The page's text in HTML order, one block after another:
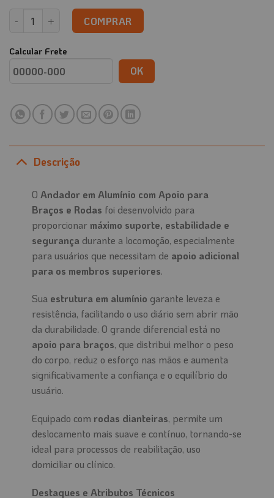
Andador em Alumínio com Apoio para Braço e Rodas quantidade
COMPRAR
Calcular Frete
OK
Descrição
O Andador em Alumínio com Apoio para
Braços e Rodas foi desenvolvido para
proporcionarmáximo suporte, estabilidade e
segurançadurante a locomoção, especialmente
para usuários que necessitam de apoio adicional
para os membros superiores.
Sua estrutura em alumínio garante leveza e
resistência, facilitando o uso diário sem abrir mão
da durabilidade. O grande diferencial está no
apoio para braços, que distribui melhor o peso
do corpo, reduz o esforço nas mãos e aumenta
significativamente a confiança e o equilíbrio do
usuário.
Equipado com rodas dianteiras, permite um
deslocamento mais suave e contínuo, tornando-se
ideal para processos de reabilitação, uso
domiciliar ou clínico.
Destaques e Atributos Técnicos